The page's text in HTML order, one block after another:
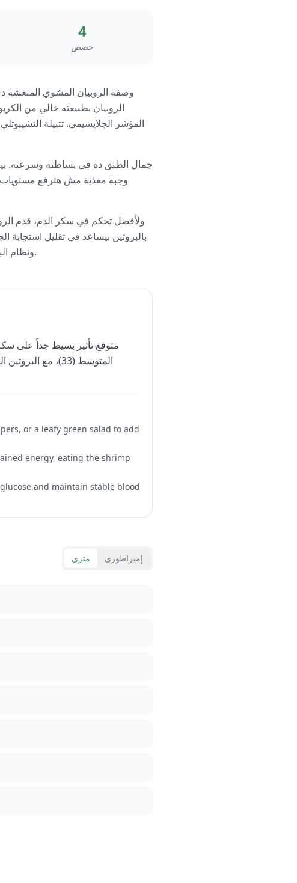
4
حصص
وصفة الروبيان المشوي المنعشة
الروبيان بطبيعته خالي من
المؤشر الجلايسيمي. تتبيلة
وجبة مغذية مش هترفع مستويات
ولأفضل تحكم في سكر الدم، قدم
بالبروتين بيساعد في تقليل
ونظام البحر المتوسط اللي بيركز على البروتينات الخفيفة والدهون الصحية والتقليل من الأطعمة المصنعة.
المتوسط (33)، مع
or a leafy green salad to add
energy, eating the shrimp
and maintain stable blood
متري إمبراطوري